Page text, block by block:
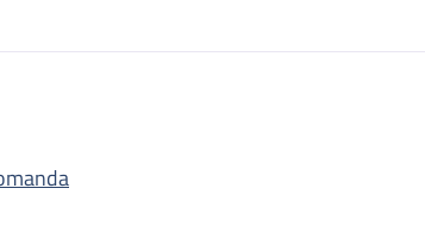
Sanitario CAT. D, livello economico